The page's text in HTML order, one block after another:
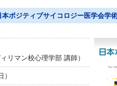
ポジティブサイコロジー医学会学
リマン校心理学部 講師）